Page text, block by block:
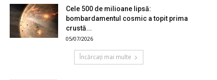
Cele 500 de milioane lipsă:
bombardamentul cosmic a topit prima
crustă...
05/07/2026
Încărcați mai multe